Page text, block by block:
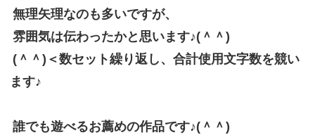
無理矢理なのも多いですが、
雰囲気は伝わったかと思います♪(＾＾)
(＾＾)＜数セット繰り返し、合計使用文字数を競い
ます♪
誰でも遊べるお薦めの作品です♪(＾＾)